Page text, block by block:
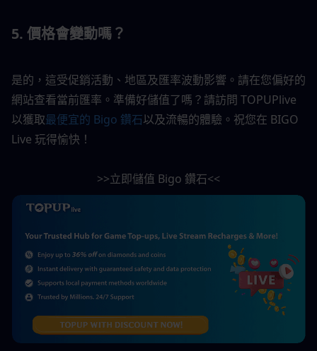
5. 價格會變動嗎？
是的，這受促銷活動、地區及匯率波動影響。請在您偏好的
網站查看當前匯率。準備好儲值了嗎？請訪問 TOPUPlive
以獲取最便宜的 Bigo 鑽石以及流暢的體驗。祝您在 BIGO
Live 玩得愉快！
>>立即儲值 Bigo 鑽石<<